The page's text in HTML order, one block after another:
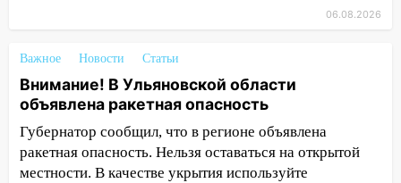
Кабмин РФ разрешил до 1 июля
бензина Евро 2, Евро 3, Евро 4
11:12 Соцсети: на Рябикова автомобиль
врезался в забор
10:27 Где есть бензин в Ульяновске
днем 6 августа: список АЗС
06.08.2026
Важное Новости Статьи
Внимание! В Ульяновской области
объявлена ракетная опасность
Губернатор сообщил, что в регионе объявлена
ракетная опасность. Нельзя оставаться на открытой
местности. В качестве укрытия используйте